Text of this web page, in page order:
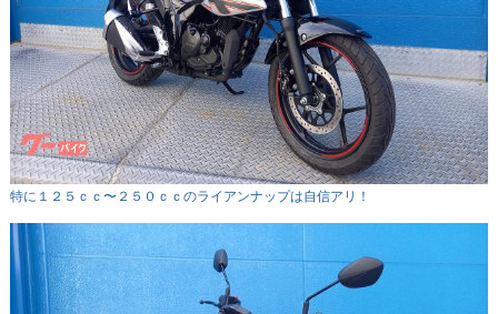
特に１２５ｃｃ〜２５０ｃｃのライアンナップは自信アリ！